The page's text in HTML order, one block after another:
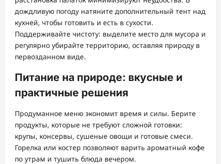
дождливую погоду натяните дополнительный тент над
кухней, чтобы готовить и есть в сухости.
Поддерживайте чистоту: выделите место для мусора и
регулярно убирайте территорию, оставляя природу в
первозданном виде.
Питание на природе: вкусные и
практичные решения
Продуманное меню экономит время и силы. Берите
продукты, которые не требуют сложной готовки:
крупы, консервы, сушеные овощи и готовые смеси.
Горелка или костер позволяют варить ароматный кофе
по утрам и тушить блюда вечером.